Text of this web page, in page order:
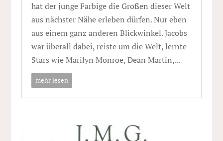
hat der junge Farbige die Großen dieser Welt
aus nächster Nähe erleben dürfen. Nur eben
aus einem ganz anderen Blickwinkel. Jacobs
war überall dabei, reiste um die Welt, lernte
Stars wie Marilyn Monroe, Dean Martin,...
mehr lesen